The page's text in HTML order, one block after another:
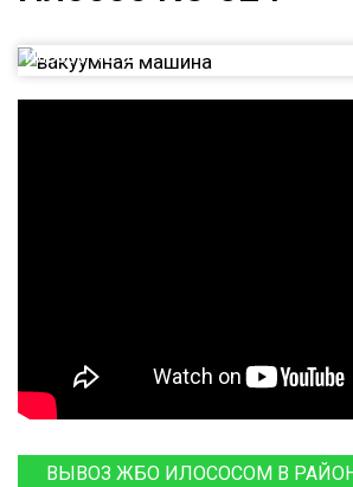
Илосос КО 524
ВЫВОЗ ЖБО ИЛОСОСОМ В